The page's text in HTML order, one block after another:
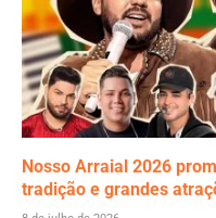
Nosso Arraial 2026
tradição e grandes